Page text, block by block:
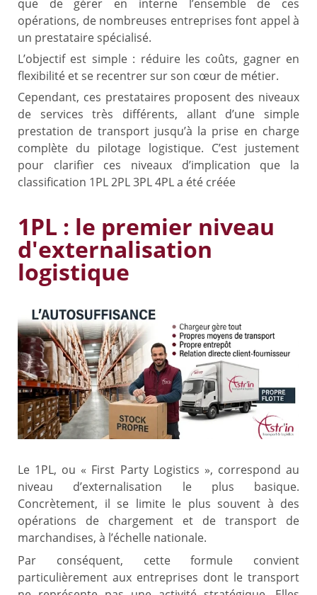
que de gérer en interne l’ensemble de ces
opérations, de nombreuses entreprises font appel à
un prestataire spécialisé.
L’objectif est simple : réduire les coûts, gagner en
flexibilité et se recentrer sur son cœur de métier.
Cependant, ces prestataires proposent des niveaux
de services très différents, allant d’une simple
prestation de transport jusqu’à la prise en charge
complète du pilotage logistique. C’est justement
pour clarifier ces niveaux d’implication que la
classification 1PL 2PL 3PL 4PL a été créée
1PL : le premier niveau
d'externalisation
logistique
Le 1PL, ou « First Party Logistics », correspond au
niveau d’externalisation le plus basique.
Concrètement, il se limite le plus souvent à des
opérations de chargement et de transport de
marchandises, à l’échelle nationale.
Par conséquent, cette formule convient
particulièrement aux entreprises dont le transport